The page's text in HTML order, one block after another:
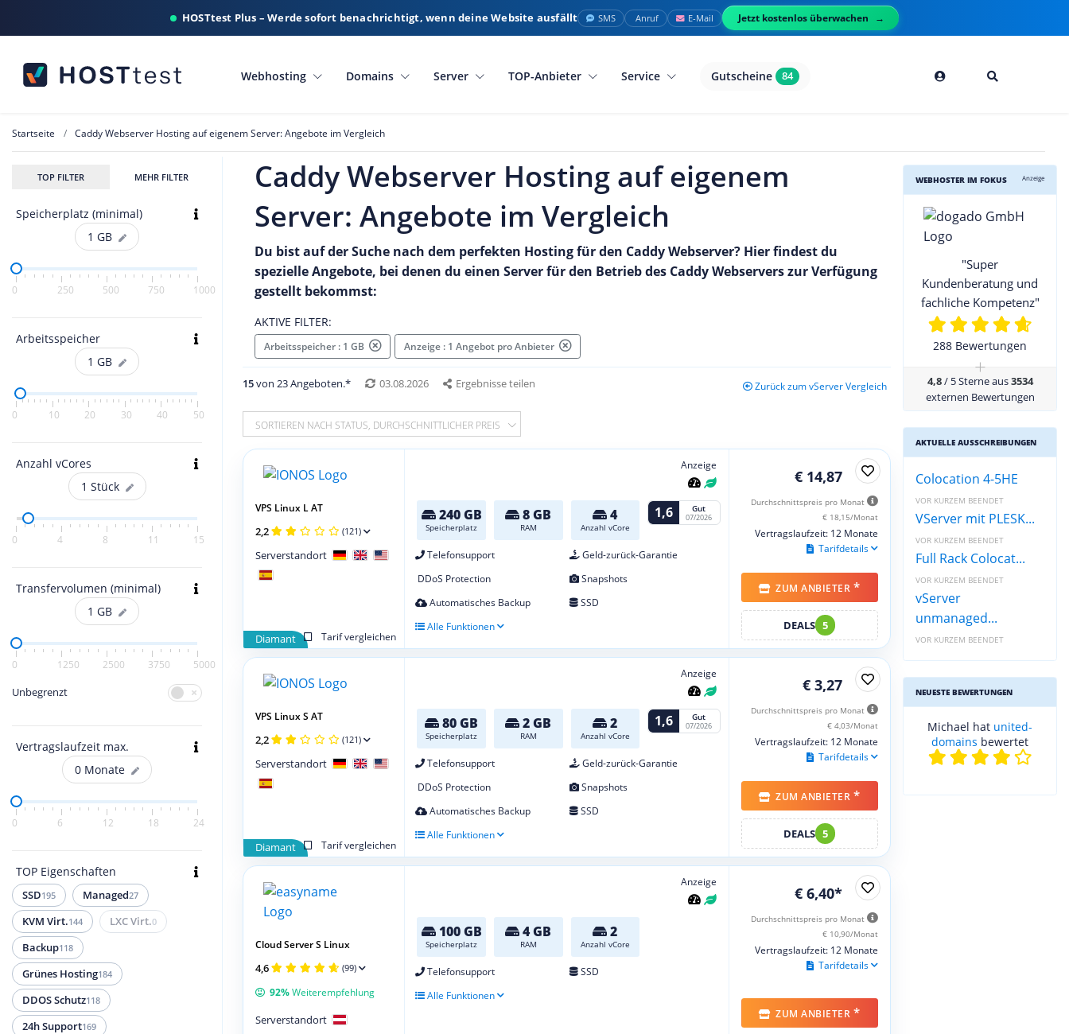
HOSTtest Plus – Werde sofort benachrichtigt, wenn deine Website ausfällt SMS Anruf E-Mail Jetzt kostenlos überwachen
Webhosting Domains Server TOP-Anbieter Service Gutscheine 84
Startseite Caddy Webserver Hosting auf eigenem Server: Angebote im Vergleich
TOP FILTER MEHR FILTER
Speicherplatz (minimal)
1 GB
0 250 500 750 1000
Arbeitsspeicher
1 GB
0 10 20 30 40 50
Anzahl vCores
1 Stück
0 4 8 11 15
Transfervolumen (minimal)
1 GB
0 1250 2500 3750 5000
Unbegrenzt
Vertragslaufzeit max.
0 Monate
0 6 12 18 24
TOP Eigenschaften
SSD195 Managed27
KVM Virt.144 LXC Virt.0
Backup118
Grünes Hosting184
DDOS Schutz118
24h Support169
Caddy Webserver Hosting auf eigenem
Server: Angebote im Vergleich
Du bist auf der Suche nach dem perfekten Hosting für den Caddy Webserver? Hier findest du
spezielle Angebote, bei denen du einen Server für den Betrieb des Caddy Webservers zur Verfügung
gestellt bekommst:
AKTIVE FILTER:
Arbeitsspeicher : 1 GB Anzeige : 1 Angebot pro Anbieter
15von 23 Angeboten.* 03.08.2026 Ergebnisse teilen Zurück zum vServer Vergleich
SORTIEREN NACH STATUS, DURCHSCHNITTLICHER PREIS
Anzeige
240 GB
Speicherplatz
8 GB
RAM
4
Anzahl vCore
1,6 Gut
07/2026
Telefonsupport
Geld-zurück-Garantie
DDoS Protection
Snapshots
Automatisches Backup
SSD
Alle Funktionen
Diamant
Tarif vergleichen
VPS Linux L AT
2,2 (121)
Serverstandort
€ 14,87
Durchschnittspreis pro Monat
€ 18,15/Monat
Vertragslaufzeit: 12 Monate
Tarifdetails
ZUM ANBIETER *
DEALS 5
Anzeige
80 GB
Speicherplatz
2 GB
RAM
2
Anzahl vCore
1,6 Gut
07/2026
Telefonsupport
Geld-zurück-Garantie
DDoS Protection
Snapshots
Automatisches Backup
SSD
Alle Funktionen
Diamant
Tarif vergleichen
VPS Linux S AT
2,2 (121)
Serverstandort
€ 3,27
Durchschnittspreis pro Monat
€ 4,03/Monat
Vertragslaufzeit: 12 Monate
Tarifdetails
ZUM ANBIETER *
DEALS 5
Anzeige
100 GB
Speicherplatz
4 GB
RAM
2
Anzahl vCore
Telefonsupport
SSD
Alle Funktionen
Cloud Server S Linux
4,6 (99)
92%Weiterempfehlung
Serverstandort
€ 6,40*
Durchschnittspreis pro Monat
€ 10,90/Monat
Vertragslaufzeit: 12 Monate
Tarifdetails
ZUM ANBIETER *
WEBHOSTER IM FOKUS Anzeige
"Super
Kundenberatung und
fachliche Kompetenz"
288 Bewertungen
+
4,8/ 5 Sterne aus3534
externen Bewertungen
AKTUELLE AUSSCHREIBUNGEN
Colocation 4-5HE
VOR KURZEM BEENDET
VServer mit PLESK...
VOR KURZEM BEENDET
Full Rack Colocat...
VOR KURZEM BEENDET
vServer
unmanaged...
VOR KURZEM BEENDET
NEUESTE BEWERTUNGEN
Michael hat united-
domains bewertet